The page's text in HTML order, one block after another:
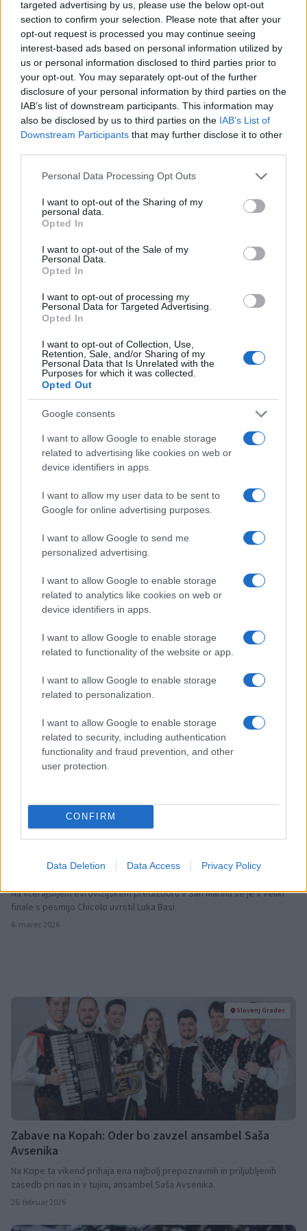
targeted advertising by us, please use the below opt-out
section to confirm your selection. Please note that after your
opt-out request is processed you may continue seeing
interest-based ads based on personal information utilized by
us or personal information disclosed to third parties prior to
your opt-out. You may separately opt-out of the further
disclosure of your personal information by third parties on the
IAB’s list of downstream participants. This information may
also be disclosed by us to third parties on the IAB’s List of
Downstream Participants that may further disclose it to other
Please note that this website/app uses one or more Google
not limited to your visit or usage behaviour. You may click to
grant or deny consent to Google and its third-party tags to
use your data for below specified purposes in below Google
consent section.
Personal Data Processing Opt Outs
I want to opt-out of the Sharing of my
personal data.
Opted In
I want to opt-out of the Sale of my
Personal Data.
Opted In
I want to opt-out of processing my
Personal Data for Targeted Advertising.
Opted In
I want to opt-out of Collection, Use,
Retention, Sale, and/or Sharing of my
Personal Data that Is Unrelated with the
Purposes for which it was collected.
Opted Out
Google consents
I want to allow Google to enable storage
related to advertising like cookies on web or
device identifiers in apps.
I want to allow my user data to be sent to
Google for online advertising purposes.
I want to allow Google to send me
personalized advertising.
I want to allow Google to enable storage
related to analytics like cookies on web or
device identifiers in apps.
I want to allow Google to enable storage
related to functionality of the website or app.
I want to allow Google to enable storage
related to personalization.
I want to allow Google to enable storage
related to security, including authentication
functionality and fraud prevention, and other
user protection.
CONFIRM
Data Deletion Data Access Privacy Policy
Občina Muta vabi na glasbeni večer z Markom Vozljem
ob dnevu žena
V petek, 13. marca 2026, bo v Dvorani Kienhofen na Muti potekal
nežnejšega spola. Koncert podarja županja Občine Muta.
11. marec 2026
Dan žena na Aqualatiu: Danes savna samo za ženske
Ob mednarodnem dnevu žena, 8. marcu, v Bazenskem kompleksu
Aqualatio pripravljajo posebno razvajanje za vse ženske in dekleta.
6. marec 2026
Dravograd
(FOTO) Dan žena s Kvatropirci v Dravogradu: Z njimi
zapela tudi Slovenjgradčanka
poseben večer, namenjen praznovanju dneva žena. Ušesa
obiskovalcev so razvajali Kvatropirci.
6. marec 2026
Slovenija
VIDEO: Luka Basi v finalu izbora evrovizijskega
predstavnika San Marina
Na včerajšnjem evrovizijskem predizboru v San Marinu se je v veliki
finale s pesmijo Chicolo uvrstil Luka Basi.
6. marec 2026
Slovenj Gradec
Zabave na Kopah: Oder bo zavzel ansambel Saša
Avsenika
Na Kope ta vikend prihaja ena najbolj prepoznavnih in priljubljenih
zasedb pri nas in v tujini, ansambel Saša Avsenika.
26. februar 2026